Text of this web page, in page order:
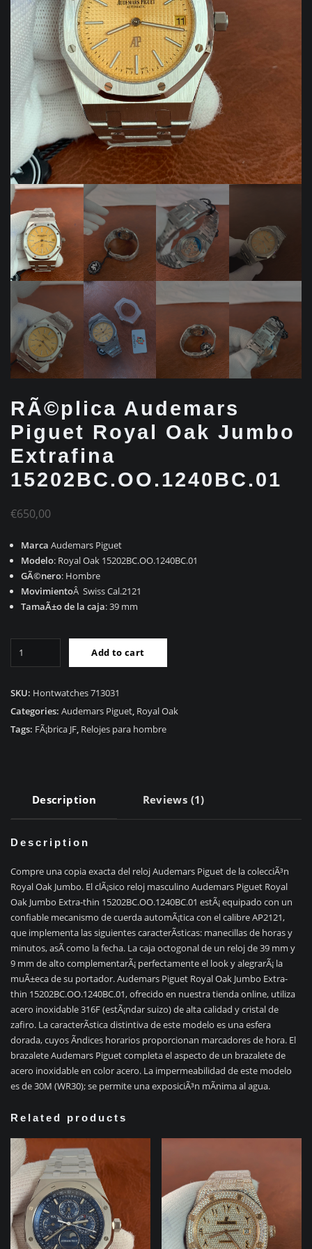
RÃ©plica Audemars
Piguet Royal Oak Jumbo
Extrafina
15202BC.OO.1240BC.01
€650,00
Marca Audemars Piguet
Modelo: Royal Oak 15202BC.OO.1240BC.01
GÃ©nero: Hombre
MovimientoÂ Swiss Cal.2121
TamaÃ±o de la caja: 39 mm
Royal
Oak
Extrafina
Add to cart
SKU: Hontwatches 713031
Categories: Audemars Piguet, Royal Oak
Tags: FÃ¡brica JF, Relojes para hombre
Description Reviews (1)
Description
Compre una copia exacta del reloj Audemars Piguet de la colecciÃ³n
Royal Oak Jumbo. El clÃ¡sico reloj masculino Audemars Piguet Royal
Oak Jumbo Extra-thin 15202BC.OO.1240BC.01 estÃ¡ equipado con un
confiable mecanismo de cuerda automÃ¡tica con el calibre AP2121,
que implementa las siguientes caracterÃ­sticas: manecillas de horas y
minutos, asÃ­ como la fecha. La caja octogonal de un reloj de 39 mm y
9 mm de alto complementarÃ¡ perfectamente el look y alegrarÃ¡ la
muÃ±eca de su portador. Audemars Piguet Royal Oak Jumbo Extra-
thin 15202BC.OO.1240BC.01, ofrecido en nuestra tienda online, utiliza
acero inoxidable 316F (estÃ¡ndar suizo) de alta calidad y cristal de
zafiro. La caracterÃ­stica distintiva de este modelo es una esfera
dorada, cuyos Ã­ndices horarios proporcionan marcadores de hora. El
brazalete Audemars Piguet completa el aspecto de un brazalete de
acero inoxidable en color acero. La impermeabilidad de este modelo
es de 30M (WR30); se permite una exposiciÃ³n mÃ­nima al agua.
Related products